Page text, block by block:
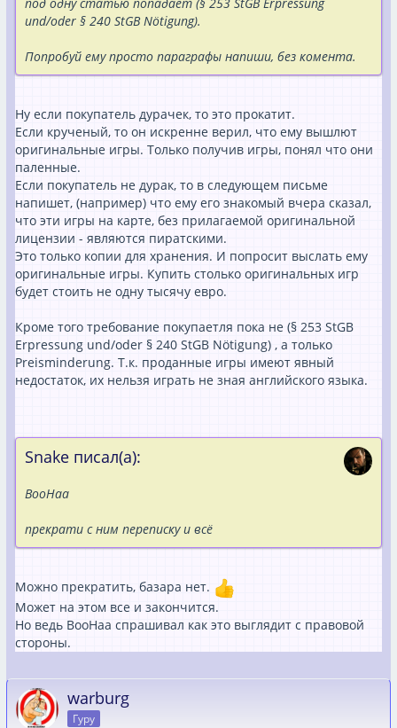
und/oder § 240 StGB Nötigung).
Попробуй ему просто параграфы напиши, без комента.
Ну если покупатель дурачек, то это прокатит.
Если крученый, то он искренне верил, что ему вышлют
оригинальные игры. Только получив игры, понял что они
паленные.
Если покупатель не дурак, то в следующем письме
напишет, (например) что ему его знакомый вчера сказал,
что эти игры на карте, без прилагаемой оригинальной
лицензии - являются пиратскими.
Это только копии для хранения. И попросит выслать ему
оригинальные игры. Купить столько оригинальных игр
будет стоить не одну тысячу евро.
Кроме того требование покупаетля пока не (§ 253 StGB
Erpressung und/oder § 240 StGB Nötigung) , а только
Preisminderung. Т.к. проданные игры имеют явный
недостаток, их нельзя играть не зная английского языка.
Snake писал(а):
ВооНаа
прекрати с ним переписку и всё
Можно прекратить, базара нет.
Может на этом все и закончится.
Но ведь ВооНаа спрашивал как это выглядит с правовой
стороны.
warburg
Гуру